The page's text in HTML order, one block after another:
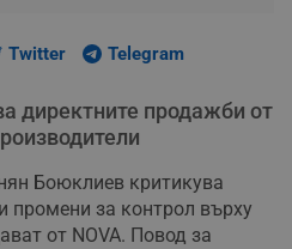
Twitter Telegram
директните продажби от
Боюклиев критикува
промени за контрол върху
от NOVA. Повод за